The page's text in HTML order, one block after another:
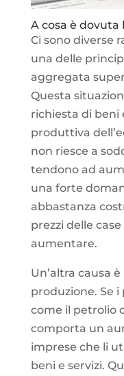
A cosa è dovuta
Ci sono diverse
una delle
aggregata
Questa
richiesta di beni
produttiva
non riesce a
tendono ad
una forte
abbastanza
prezzi delle
aumentare.
Un’altra causa
produzione. Se
come il petrolio
comporta un
imprese che li
beni e servizi.